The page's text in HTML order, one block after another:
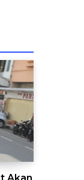
Akan